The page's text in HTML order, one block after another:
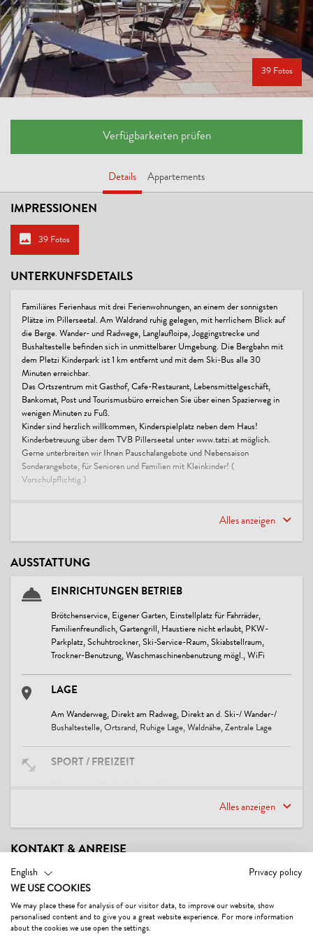
39 Fotos
Verfügbarkeiten prüfen
Details Appartements
IMPRESSIONEN
39 Fotos
UNTERKUNFSDETAILS
Familiäres Ferienhaus mit drei Ferienwohnungen, an einem der sonnigsten
Plätze im Pillerseetal. Am Waldrand ruhig gelegen, mit herrlichem Blick auf
die Berge. Wander- und Radwege, Langlaufloipe, Joggingstrecke und
Bushaltestelle befinden sich in unmittelbarer Umgebung. Die Bergbahn mit
dem Pletzi Kinderpark ist 1 km entfernt und mit dem Ski-Bus alle 30
Minuten erreichbar.
Das Ortszentrum mit Gasthof, Cafe-Restaurant, Lebensmittelgeschäft,
Bankomat, Post und Tourismusbüro erreichen Sie über einen Spazierweg in
wenigen Minuten zu Fuß.
Kinder sind herzlich willkommen, Kinderspielplatz neben dem Haus!
Kinderbetreuung über dem TVB Pillerseetal unter www.tatzi.at möglich.
Gerne unterbreiten wir Ihnen Pauschalangebote und Nebensaison
Sonderangebote, für Senioren und Familien mit Kleinkinder! (
Vorschulpflichtig )
Alles anzeigen
AUSSTATTUNG
EINRICHTUNGEN BETRIEB
Brötchenservice, Eigener Garten, Einstellplatz für Fahrräder,
Familienfreundlich, Gartengrill, Haustiere nicht erlaubt, PKW-
Parkplatz, Schuhtrockner, Ski-Service-Raum, Skiabstellraum,
Trockner-Benutzung, Waschmaschinenbenutzung mögl., WiFi
LAGE
Am Wanderweg, Direkt am Radweg, Direkt an d. Ski-/ Wander-/
Bushaltestelle, Ortsrand, Ruhige Lage, Waldnähe, Zentrale Lage
SPORT / FREIZEIT
Haus Schwaiger-Fleckl
* Gratis Internetzugang W-Lan
* Gratis Benützung der Hauseigenen Fahrräder (auf eigene Gefahr &
Voranmeldung)
Alles anzeigen
KONTAKT & ANREISE
English
Privacy policy
WE USE COOKIES
We may place these for analysis of our visitor data, to improve our website, show
personalised content and to give you a great website experience. For more information
about the cookies we use open the settings.